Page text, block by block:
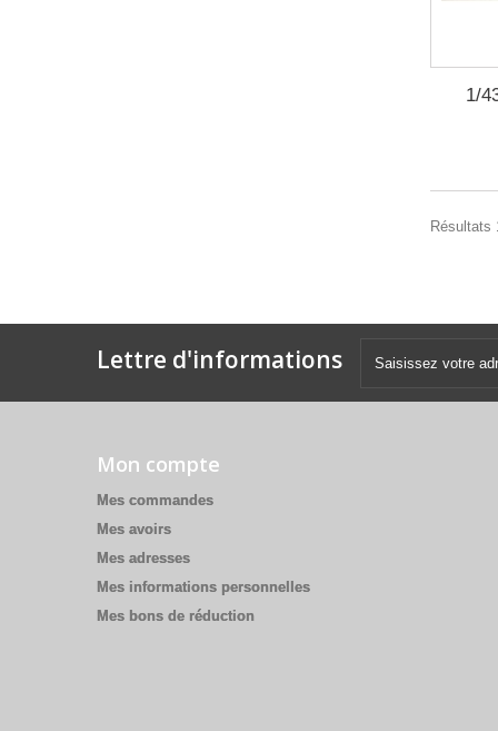
1/
Résultats
Lettre d'informations
Mon compte
Mes commandes
Mes avoirs
Mes adresses
Mes informations personnelles
Mes bons de réduction